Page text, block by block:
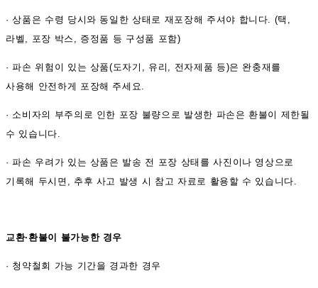
·상품은 수령 당시와 동일한 상태로 재포장해 주셔야 합니다. (택,
라벨, 포장 박스, 증정품 등 구성품 포함)
·파손 위험이 있는 상품(도자기, 유리, 전자제품 등)은 완충재를
사용해 안전하게 포장해 주세요.
· 소비자의 부주의로 인한 포장 불량으로 발생한 파손은 환불이 제한될
수 있습니다.
·파손 우려가 있는 상품은 발송 전 포장 상태를 사진이나 영상으로
기록해 두시면, 추후 사고 발생 시 참고 자료로 활용할 수 있습니다.
교환·환불이 불가능한 경우
· 청약철회 가능 기간을 경과한 경우